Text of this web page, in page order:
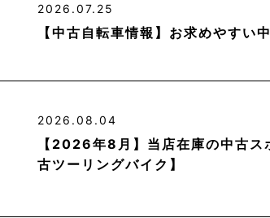
2026.07.25
【中古自転車情報】お求めやすい
2026.08.04
【2026年8月】当店在庫の中古ス
古ツーリングバイク】